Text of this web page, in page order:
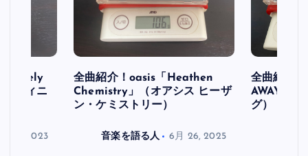
フィニ
30, 2023
全曲紹介！oasis「Heathen
Chemistry」（オアシス ヒーザ
ン・ケミストリー）
音楽を語る人 6月 26, 2025
全曲紹介
AWAY」
グ）